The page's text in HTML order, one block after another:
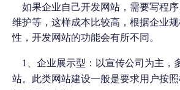
如果企业自己开发网站，需要写程
维护等，这样成本比较高，根据企业
性，开发网站的功能会有所不同。
1
、企业展示型：以宣传公司为主，
站。此类网站建设一般是要求用户按